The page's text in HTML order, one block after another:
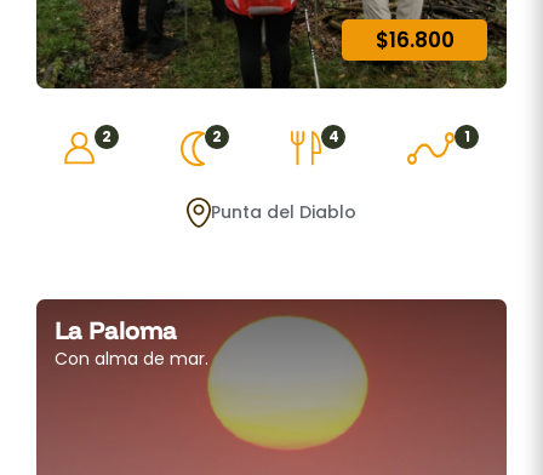
$16.800
2 2 4 1
Punta del Diablo
La Paloma
Con alma de mar.